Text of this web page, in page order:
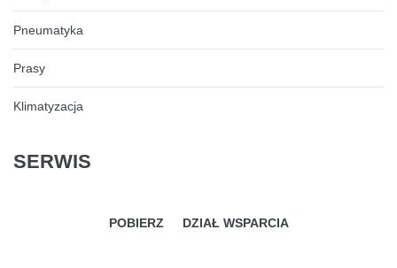
Pneumatyka
Prasy
Klimatyzacja
SERWIS
POBIERZ DZIAŁ WSPARCIA